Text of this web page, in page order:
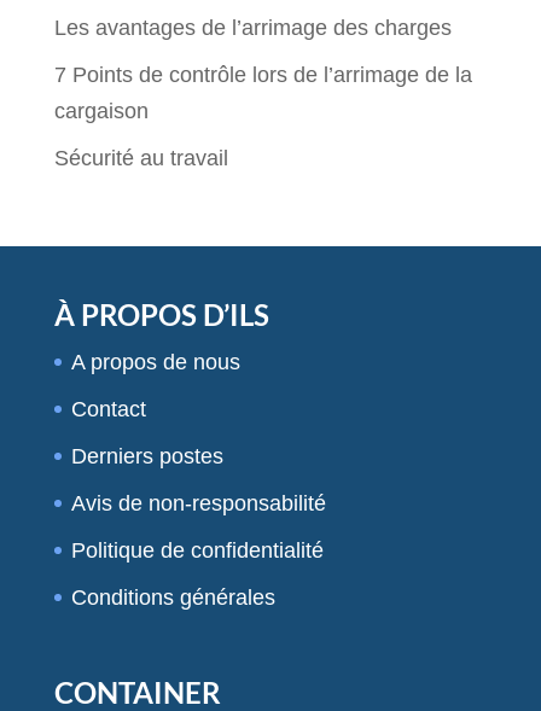
Les avantages de l’arrimage des charges
7 Points de contrôle lors de l’arrimage de la
cargaison
Sécurité au travail
À PROPOS D’ILS
A propos de nous
Contact
Derniers postes
Avis de non-responsabilité
Politique de confidentialité
Conditions générales
CONTAINER